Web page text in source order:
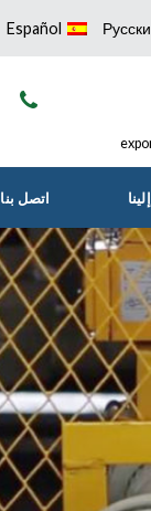
Español
اتصل بنا